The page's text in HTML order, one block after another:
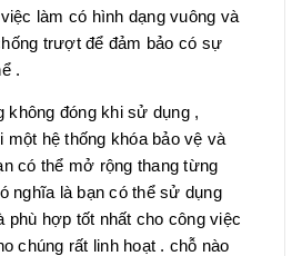
làm có hình dạng vuông và
trượt để đảm bảo có sự
.
không đóng khi sử dụng ,
hệ thống khóa bảo vệ và
có thể mở rộng thang từng
nghĩa là bạn có thể sử dụng
phù hợp tốt nhất cho công việc
chúng rất linh hoạt . chỗ nào